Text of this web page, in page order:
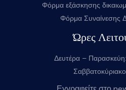
Φόρμα εξάσκησης
Φόρμα Συναίνεσης
Ώρες
Δευτέρα –